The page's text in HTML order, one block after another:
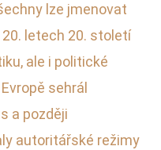
lze jmenovat
letech 20. století
ale i politické
sehrál
a později
autoritářské režimy